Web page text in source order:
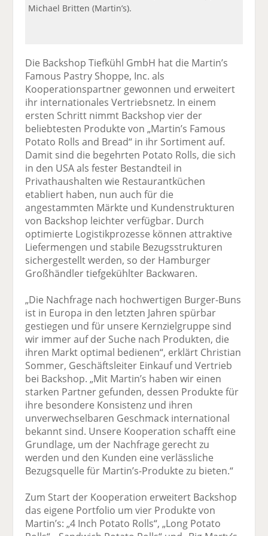
Michael Britten (Martin’s).
Die Backshop Tiefkühl GmbH hat die Martin’s
Famous Pastry Shoppe, Inc. als
Kooperationspartner gewonnen und erweitert
ihr internationales Vertriebsnetz. In einem
ersten Schritt nimmt Backshop vier der
beliebtesten Produkte von „Martin’s Famous
Potato Rolls and Bread“ in ihr Sortiment auf.
Damit sind die begehrten Potato Rolls, die sich
in den USA als fester Bestandteil in
Privathaushalten wie Restaurantküchen
etabliert haben, nun auch für die
angestammten Märkte und Kundenstrukturen
von Backshop leichter verfügbar. Durch
optimierte Logistikprozesse können attraktive
Liefermengen und stabile Bezugsstrukturen
sichergestellt werden, so der Hamburger
Großhändler tiefgekühlter Backwaren.
„Die Nachfrage nach hochwertigen Burger-Buns
ist in Europa in den letzten Jahren spürbar
gestiegen und für unsere Kernzielgruppe sind
wir immer auf der Suche nach Produkten, die
ihren Markt optimal bedienen“, erklärt Christian
Sommer, Geschäftsleiter Einkauf und Vertrieb
bei Backshop. „Mit Martin’s haben wir einen
starken Partner gefunden, dessen Produkte für
ihre besondere Konsistenz und ihren
unverwechselbaren Geschmack international
bekannt sind. Unsere Kooperation schafft eine
Grundlage, um der Nachfrage gerecht zu
werden und den Kunden eine verlässliche
Bezugsquelle für Martin’s-Produkte zu bieten.“
Zum Start der Kooperation erweitert Backshop
das eigene Portfolio um vier Produkte von
Martin’s: „4 Inch Potato Rolls“, „Long Potato